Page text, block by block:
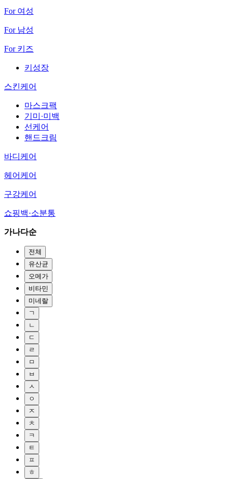
For 여성
For 남성
For 키즈
키성장
스킨케어
마스크팩
기미·미백
선케어
핸드크림
바디케어
헤어케어
구강케어
쇼핑백·소분통
가나다순
전체
유산균
오메가
비타민
미네랄
ㄱ
ㄴ
ㄷ
ㄹ
ㅁ
ㅂ
ㅅ
ㅇ
ㅈ
ㅊ
ㅋ
ㅌ
ㅍ
ㅎ